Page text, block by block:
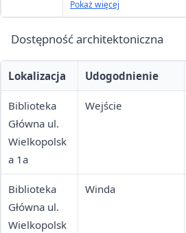
współczesne książki i
czasopisma naukowe
Pokaż więcej
Dostępność architektoniczna
Lokalizacja Udogodnienie
Biblioteka
Główna ul.
Wielkopolsk
a 1a
Wejście
Biblioteka
Główna ul.
Wielkopolsk
Winda